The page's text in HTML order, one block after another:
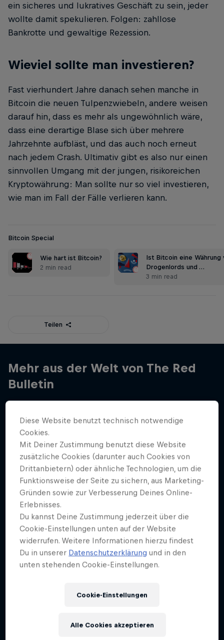
ein sicheres und lukratives Geschäft zu sein, jeder
wollte damit spekulieren. Folgen: zahllose
Bankrotte und gewaltige Rezession.
Wieviel sollte man investieren?
Fast vierhundert Jahre danach sehen manche in
Bitcoin die neuen Tulpenzwiebeln, andere weisen
darauf hin, dass es mehr als ungewöhnlich wäre,
dass eine derartige Blase sich über mehrere
Jahrzehnte aufbläst, und das auch noch erneut
nach jedem Crash. Ultimativ gibt es also nur einen
sinnvollen Umgang mit der jungen, risikoreichen
Kryptowährung: Man sollte nur so viel investieren,
wie man im Fall der Fälle verlieren kann.
Bitcoin Special
Wie hart ist Bitcoin?
2 min read
Ist Bitcoin eine Währung
Drogenlords und …
3 min read
Teilen
Mehr aus der Welt von The Red
Bulletin
Diese Website benutzt technisch notwendige
Cookies.
Mit Deiner Zustimmung benutzt diese Website
zusätzliche Cookies (darunter auch Cookies von
Drittanbietern) oder ähnliche Technologien, um die
Funktionsweise der Seite zu sichern, aus Marketing-
Gründen sowie zur Verbesserung Deines Online-
Erlebnisses.
Du kannst Deine Zustimmung jederzeit über die
Cookie-Einstellungen unten auf der Website
widerrufen. Weitere Informationen hierzu findest
Du in unserer Datenschutzerklärung und in den
unten stehenden Cookie-Einstellungen.
Cookie-Einstellungen
Alle Cookies akzeptieren